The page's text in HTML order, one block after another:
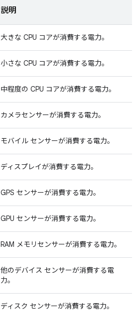
説明
大きな CPU コアが消費する電力。
小さな CPU コアが消費する電力。
中程度の CPU コアが消費する電力。
カメラセンサーが消費する電力。
モバイル センサーが消費する電力。
ディスプレイが消費する電力。
GPS センサーが消費する電力。
GPU センサーが消費する電力。
RAM メモリセンサーが消費する電力。
他のデバイス センサーが消費する電
力。
ディスク センサーが消費する電力。